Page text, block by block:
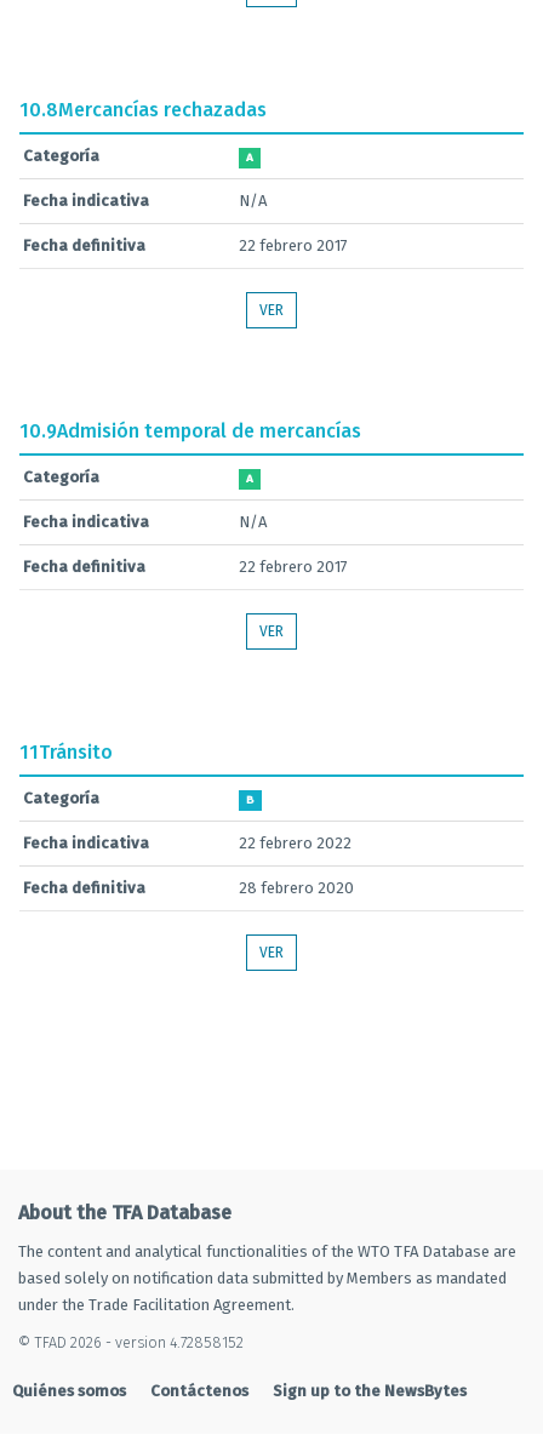
10.8Mercancías rechazadas
Categoría A
Fecha indicativa N/A
Fecha definitiva 22 febrero 2017
VER
10.9Admisión temporal de mercancías
Categoría A
Fecha indicativa N/A
Fecha definitiva 22 febrero 2017
VER
11Tránsito
Categoría B
Fecha indicativa 22 febrero 2022
Fecha definitiva 28 febrero 2020
VER
About the TFA Database
The content and analytical functionalities of the WTO TFA Database are
based solely on notification data submitted by Members as mandated
under the Trade Facilitation Agreement.
© TFAD 2026 - version 4.72858152
Quiénes somos Contáctenos Sign up to the NewsBytes